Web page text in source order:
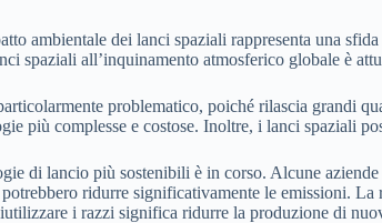
ambientale dei lanci spaziali rappresenta una
spaziali all’inquinamento atmosferico globale è
problematico, poiché rilascia
più complesse e costose. Inoltre, i lanci spaziali
di lancio più sostenibili è in corso. Alcune
ridurre significativamente le emissioni.
i razzi significa ridurre la produzione di